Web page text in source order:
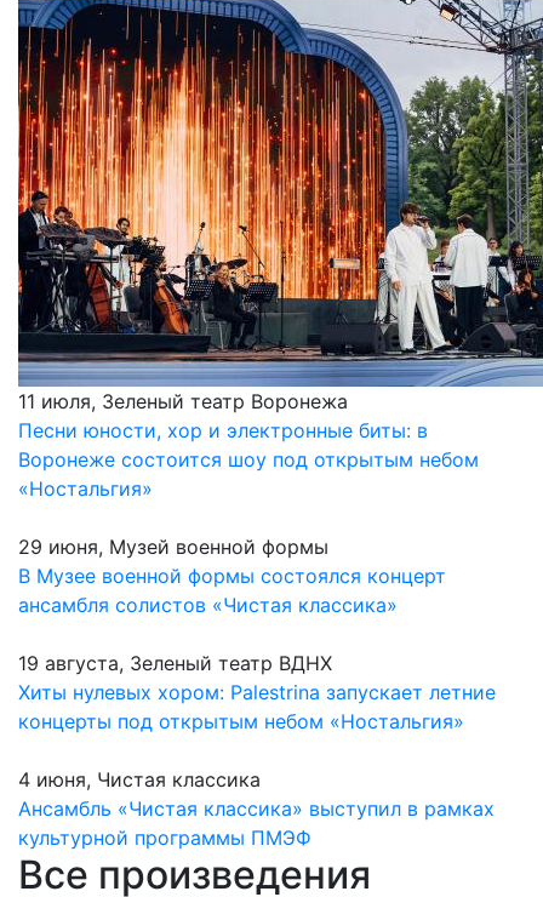
11 июля, Зеленый театр Воронежа
Песни юности, хор и электронные биты: в
Воронеже состоится шоу под открытым небом
«Ностальгия»
29 июня, Музей военной формы
В Музее военной формы состоялся концерт
ансамбля солистов «Чистая классика»
19 августа, Зеленый театр ВДНХ
Хиты нулевых хором: Palestrina запускает летние
концерты под открытым небом «Ностальгия»
4 июня, Чистая классика
Ансамбль «Чистая классика» выступил в рамках
культурной программы ПМЭФ
Все произведения